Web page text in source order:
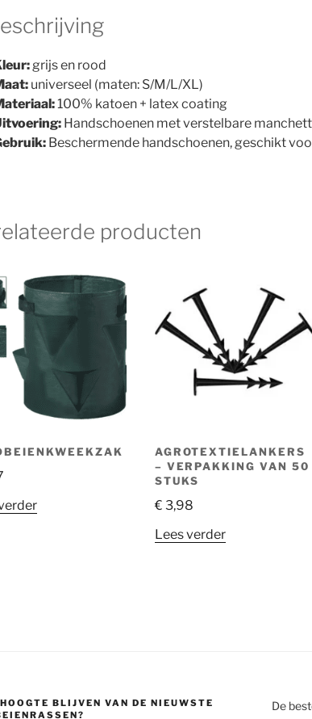
grijs en rood
universeel (maten: S/M/L/XL)
100% katoen + latex coating
Handschoenen met verstelbare
Beschermende handschoenen, geschikt
producten
AGROTEXTIELANKERS
– VERPAKKING VAN 50
STUKS
€ 3,98
Lees verder
BLIJVEN VAN DE NIEUWSTE
De